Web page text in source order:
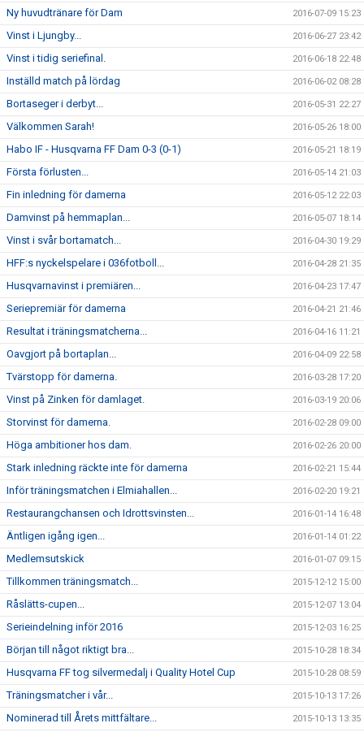
Ny huvudtränare för Dam 2016-07-09 15:23
Vinst i Ljungby... 2016-06-27 23:42
Vinst i tidig seriefinal. 2016-06-18 22:48
Inställd match på lördag 2016-06-02 08:28
Bortaseger i derbyt... 2016-05-31 22:27
Välkommen Sarah! 2016-05-26 18:00
Habo IF - Husqvarna FF Dam 0-3 (0-1) 2016-05-21 18:19
Första förlusten... 2016-05-14 21:03
Fin inledning för damerna 2016-05-12 22:03
Damvinst på hemmaplan... 2016-05-07 18:14
Vinst i svår bortamatch... 2016-04-30 19:29
HFF:s nyckelspelare i 036fotboll... 2016-04-28 21:35
Husqvarnavinst i premiären... 2016-04-23 17:47
Seriepremiär för damerna 2016-04-21 21:46
Resultat i träningsmatcherna... 2016-04-16 11:21
Oavgjort på bortaplan... 2016-04-09 22:58
Tvärstopp för damerna. 2016-03-28 17:20
Vinst på Zinken för damlaget. 2016-03-19 20:06
Storvinst för damerna. 2016-02-28 09:00
Höga ambitioner hos dam. 2016-02-26 20:00
Stark inledning räckte inte för damerna 2016-02-21 15:44
Inför träningsmatchen i Elmiahallen... 2016-02-20 19:21
Restaurangchansen och Idrottsvinsten... 2016-01-14 16:48
Äntligen igång igen... 2016-01-14 01:22
Medlemsutskick 2016-01-07 09:15
Tillkommen träningsmatch... 2015-12-12 15:00
Råslätts-cupen... 2015-12-07 13:04
Serieindelning inför 2016 2015-12-03 16:25
Början till något riktigt bra... 2015-10-28 18:34
Husqvarna FF tog silvermedalj i Quality Hotel Cup 2015-10-28 08:59
Träningsmatcher i vår... 2015-10-13 17:26
Nominerad till Årets mittfältare... 2015-10-13 13:35